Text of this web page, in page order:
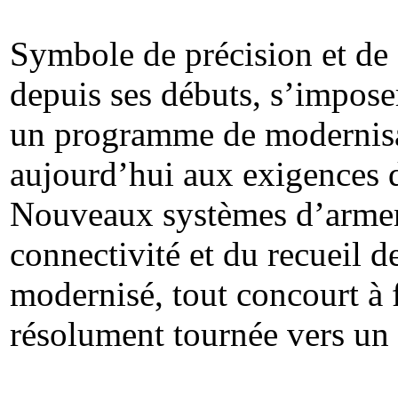
Symbole de précision et
depuis ses débuts,
un programme de
aujourd’hui aux
Nouveaux systèmes
connectivité et du recueil
modernisé, tout concourt à
résolument tournée vers